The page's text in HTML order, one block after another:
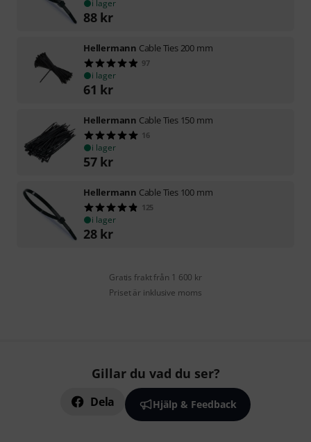
i lager
88 kr
Hellermann Cable Ties 200 mm
97
i lager
61 kr
Hellermann Cable Ties 150 mm
16
i lager
57 kr
Hellermann Cable Ties 100 mm
125
i lager
28 kr
Gratis frakt från 1 600 kr
Priset är inklusive moms
Gillar du vad du ser?
Dela Hjälp & Feedback